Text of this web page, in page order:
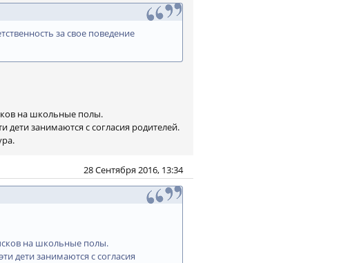
за свое поведение
на школьные полы.
дети занимаются с согласия родителей.
28 Сентября 2016, 13:34
на школьные полы.
дети занимаются с согласия